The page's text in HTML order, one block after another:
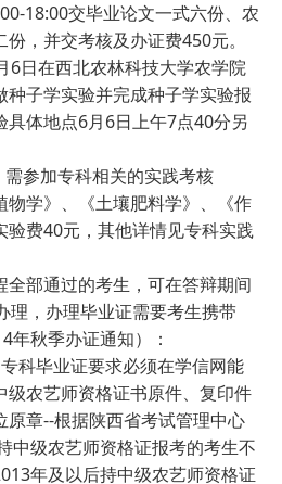
18:00交毕业论文一式六份、农
，并交考核及办证费450元。
6日在西北农林科技大学农学院
子学实验并完成种子学实验报
体地点6月6日上午7点40分另
参加专科相关的实践考核
物学》、《土壤肥料学》、《作
验费40元，其他详情见专科实践
部通过的考生，可在答辩期间
理，办理毕业证需要考生携带
年秋季办证通知）：
科毕业证要求必须在学信网能
级农艺师资格证书原件、复印件
原章--根据陕西省考试管理中心
中级农艺师资格证报考的考生不
年及以后持中级农艺师资格证